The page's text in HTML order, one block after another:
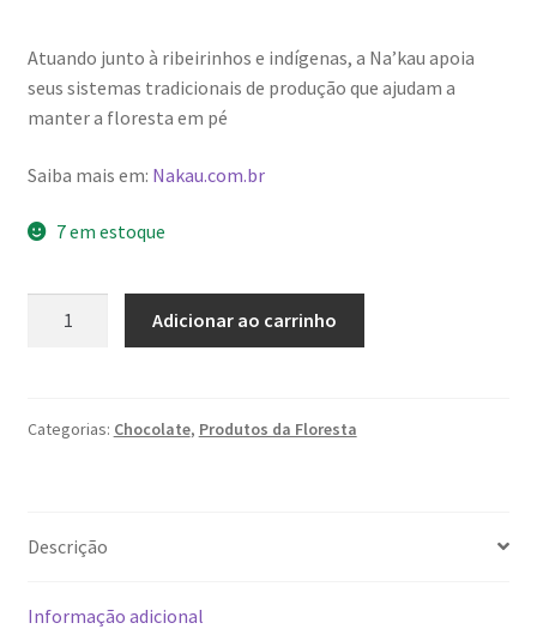
Atuando junto à ribeirinhos e indígenas, a Na’kau apoia
seus sistemas tradicionais de produção que ajudam a
manter a floresta em pé
Saiba mais em: Nakau.com.br
7 em estoque
quantidade
Adicionar ao carrinho
Categorias: Chocolate, Produtos da Floresta
Descrição
Informação adicional